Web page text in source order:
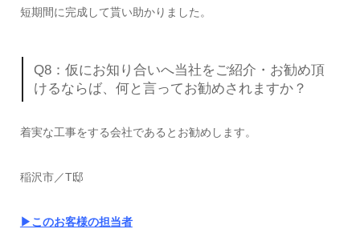
短期間に完成して貰い助かりました。
Q8：仮にお知り合いへ当社をご紹介・お勧め頂
けるならば、何と言ってお勧めされますか？
着実な工事をする会社であるとお勧めします。
稲沢市／T邸
▶このお客様の担当者